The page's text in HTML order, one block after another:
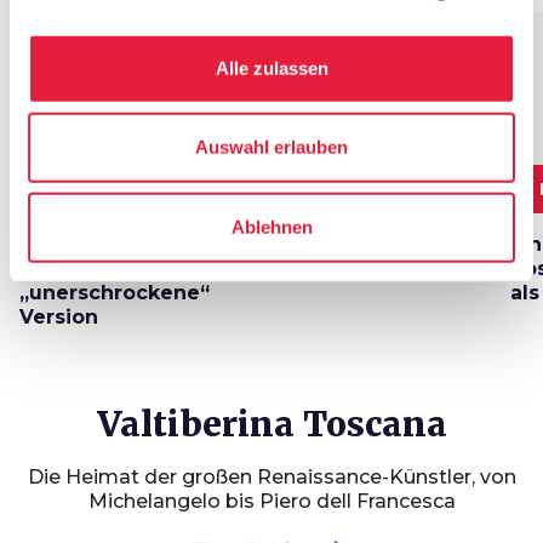
Alle zulassen
Auswahl erlauben
Ablehnen
11,7 km
„lange“ und
„unerschrockene“
Version
3 TAGE 40 km
der Valtiberina
Valtiberina Toscana
Die Heimat der großen Renaissance-Künstler, von
Michelangelo bis Piero dell Francesca